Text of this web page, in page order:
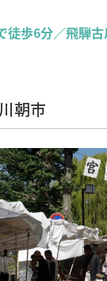
徒歩6分／飛騨
朝市